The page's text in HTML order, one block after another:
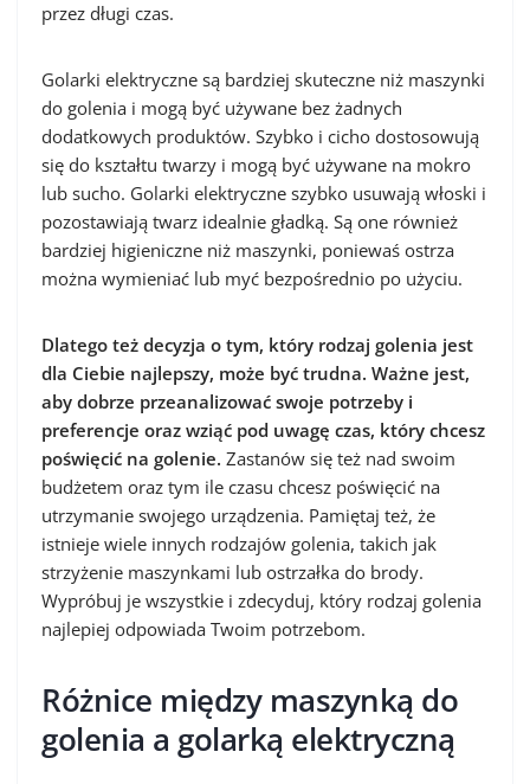
przez długi czas.
Golarki elektryczne są bardziej skuteczne niż maszynki
do golenia i mogą być używane bez żadnych
dodatkowych produktów. Szybko i cicho dostosowują
się do kształtu twarzy i mogą być używane na mokro
lub sucho. Golarki elektryczne szybko usuwają włoski i
pozostawiają twarz idealnie gładką. Są one również
bardziej higieniczne niż maszynki, poniewaś ostrza
można wymieniać lub myć bezpośrednio po użyciu.
Dlatego też decyzja o tym, który rodzaj golenia jest
dla Ciebie najlepszy, może być trudna. Ważne jest,
aby dobrze przeanalizować swoje potrzeby i
preferencje oraz wziąć pod uwagę czas, który chcesz
poświęcić na golenie. Zastanów się też nad swoim
budżetem oraz tym ile czasu chcesz poświęcić na
utrzymanie swojego urządzenia. Pamiętaj też, że
istnieje wiele innych rodzajów golenia, takich jak
strzyżenie maszynkami lub ostrzałka do brody.
Wypróbuj je wszystkie i zdecyduj, który rodzaj golenia
najlepiej odpowiada Twoim potrzebom.
Różnice między maszynką do
golenia a golarką elektryczną